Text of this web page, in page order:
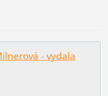
- vydala